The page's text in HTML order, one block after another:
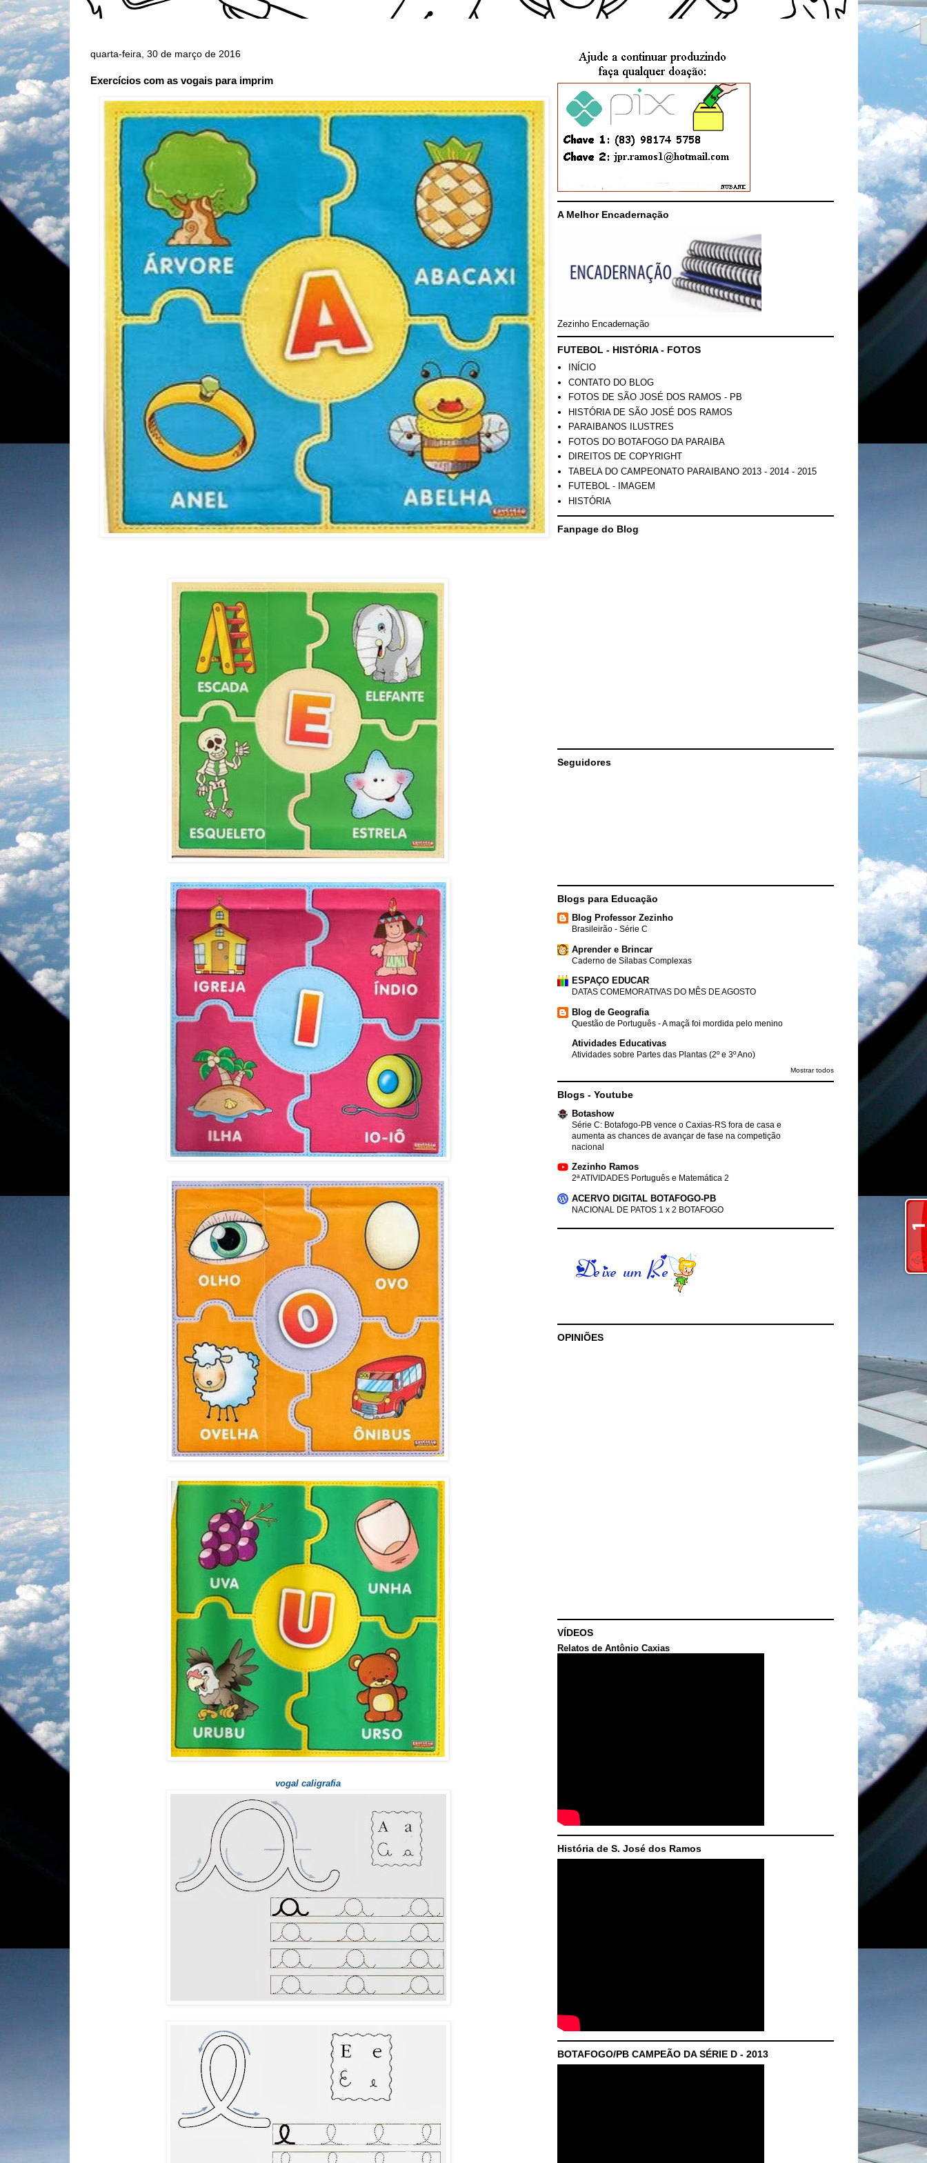
quarta-feira, 30 de março de 2016
Exercícios com as vogais para imprim
vogal caligrafia
A Melhor Encadernação
Zezinho Encadernação
FUTEBOL - HISTÓRIA - FOTOS
INÍCIO
CONTATO DO BLOG
FOTOS DE SÃO JOSÉ DOS RAMOS - PB
HISTÓRIA DE SÃO JOSÉ DOS RAMOS
PARAIBANOS ILUSTRES
FOTOS DO BOTAFOGO DA PARAIBA
DIREITOS DE COPYRIGHT
TABELA DO CAMPEONATO PARAIBANO 2013 - 2014 - 2015
FUTEBOL - IMAGEM
HISTÓRIA
Fanpage do Blog
Seguidores
Blogs para Educação
Blog Professor Zezinho
Brasileirão - Série C
Aprender e Brincar
Caderno de Sílabas Complexas
ESPAÇO EDUCAR
DATAS COMEMORATIVAS DO MÊS DE AGOSTO
Blog de Geografia
Questão de Português - A maçã foi mordida pelo menino
Atividades Educativas
Atividades sobre Partes das Plantas (2º e 3º Ano)
Mostrar todos
Blogs - Youtube
Botashow
Série C: Botafogo-PB vence o Caxias-RS fora de casa e
aumenta as chances de avançar de fase na competição
nacional
Zezinho Ramos
2ª ATIVIDADES Português e Matemática 2
ACERVO DIGITAL BOTAFOGO-PB
NACIONAL DE PATOS 1 x 2 BOTAFOGO
OPINIÕES
VÍDEOS
Relatos de Antônio Caxias
História de S. José dos Ramos
BOTAFOGO/PB CAMPEÃO DA SÉRIE D - 2013